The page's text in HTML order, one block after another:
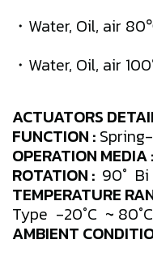
・Water, Oil, air
・Water, Oil, air
ACTUATORS
FUNCTION :
OPERATION MEDIA :
ROTATION : 90°
TEMPERATURE
Type -20°C ~
AMBIENT